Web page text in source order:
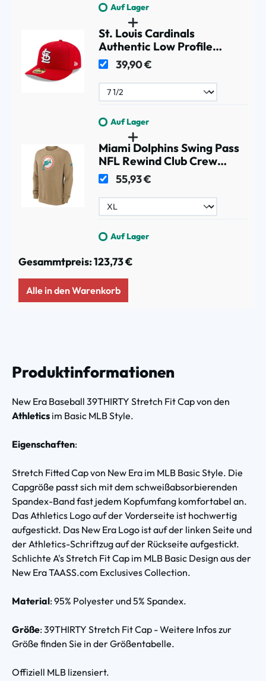
Auf Lager
St. Louis Cardinals
Authentic Low Profile
59FIFTY MLB Cap Game
39,90 €
Auf Lager
Miami Dolphins Swing Pass
NFL Rewind Club Crew
Beige55,93 €
Auf Lager
Gesammtpreis:123,73 €
Alle in den Warenkorb
Produktinformationen
New Era Baseball 39THIRTY Stretch Fit Cap von den
Athletics im Basic MLB Style.
Eigenschaften:
Stretch Fitted Cap von New Era im MLB Basic Style. Die
Capgröße passt sich mit dem schweißabsorbierenden
Spandex-Band fast jedem Kopfumfang komfortabel an.
Das Athletics Logo auf der Vorderseite ist hochwertig
aufgestickt. Das New Era Logo ist auf der linken Seite und
der Athletics-Schriftzug auf der Rückseite aufgestickt.
Schlichte A's Stretch Fit Cap im MLB Basic Design aus der
New Era TAASS.com Exclusives Collection.
Material: 95% Polyester und 5% Spandex.
Größe: 39THIRTY Stretch Fit Cap - Weitere Infos zur
Größe finden Sie in der Größentabelle.
Offiziell MLB lizensiert.